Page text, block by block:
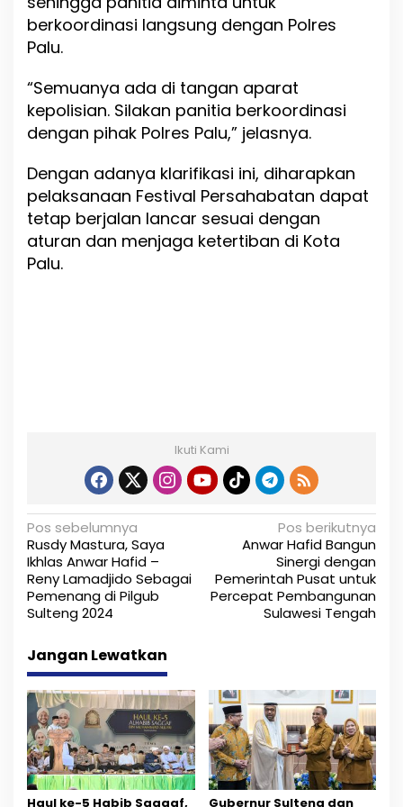
berkoordinasi langsung dengan Polres
Palu.
“Semuanya ada di tangan aparat
kepolisian. Silakan panitia berkoordinasi
dengan pihak Polres Palu,” jelasnya.
Dengan adanya klarifikasi ini, diharapkan
pelaksanaan Festival Persahabatan dapat
tetap berjalan lancar sesuai dengan
aturan dan menjaga ketertiban di Kota
Palu.
Ikuti Kami
N
a
v
i
g
a
s
i
p
Pos sebelumnya
Rusdy Mastura, Saya
Ikhlas Anwar Hafid –
Reny Lamadjido Sebagai
Pemenang di Pilgub
Sulteng 2024
Pos berikutnya
Anwar Hafid Bangun
Sinergi dengan
Pemerintah Pusat untuk
Percepat Pembangunan
Sulawesi Tengah
Jangan Lewatkan
Haul ke-5 Habib Saggaf,
Gubernur Sulteng dan